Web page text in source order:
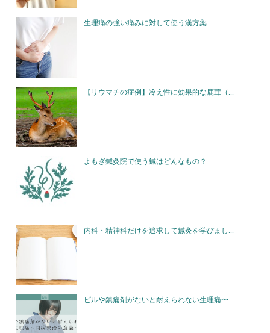
生理痛の強い痛みに対して使う漢方薬
【リウマチの症例】冷え性に効果的な鹿茸（...
よもぎ鍼灸院で使う鍼はどんなもの？
内科・精神科だけを追求して鍼灸を学びまし...
ピルや鎮痛剤がないと耐えられない生理痛〜...